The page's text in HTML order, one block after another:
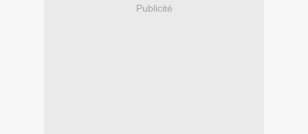
Publicité